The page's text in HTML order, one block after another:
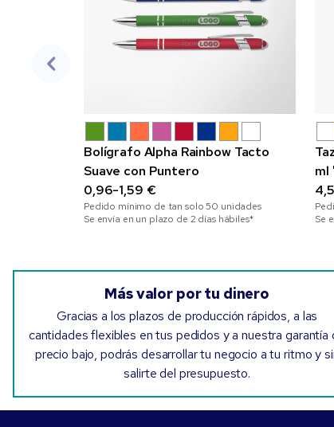
Bolígrafo Alpha Rainbow Tacto
Suave con Puntero
0,96-1,59 €
Pedido mínimo de tan solo50 unidades
Se envía en un plazo de 2 días hábiles*
ml
Se
Más valor por tu dinero
Gracias a los plazos de producción rápidos, a las
cantidades flexibles en tus pedidos y a nuestra garantía
precio bajo, podrás desarrollar tu negocio a tu ritmo y
salirte del presupuesto.